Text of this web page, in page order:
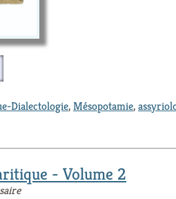
Dialectologie,Mésopotamie,
- Volume 2